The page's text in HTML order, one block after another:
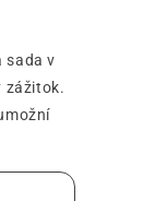
sada v
zážitok.